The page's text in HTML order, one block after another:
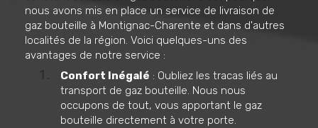
nous avons mis en place un service de livraison de
gaz bouteille à Montignac-Charente et dans d'autres
localités de la région. Voici quelques-uns des
avantages de notre service :
Confort Inégalé : Oubliez les tracas liés au
transport de gaz bouteille. Nous nous
occupons de tout, vous apportant le gaz
bouteille directement à votre porte.